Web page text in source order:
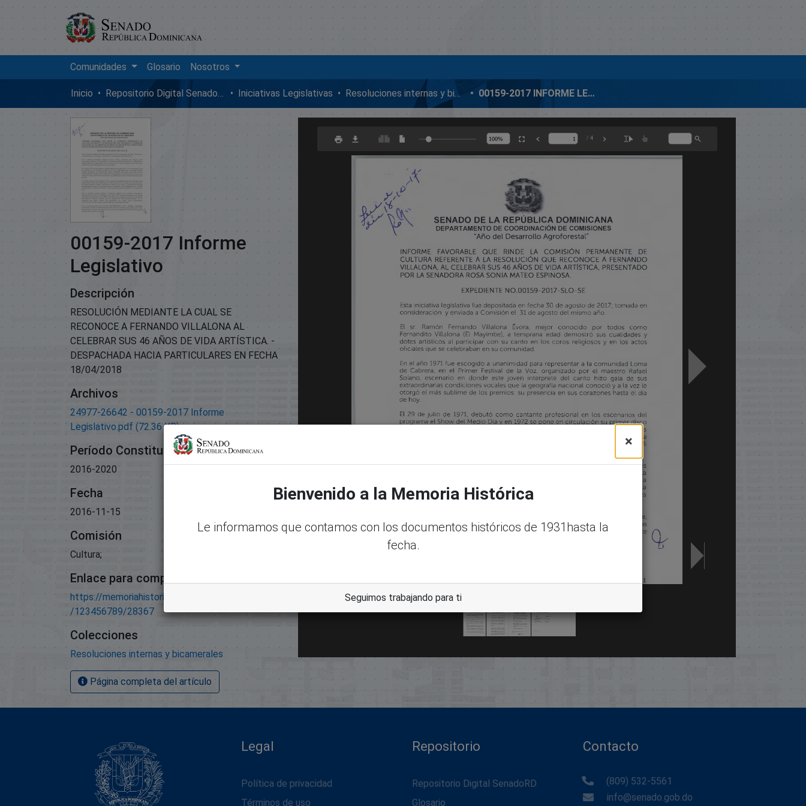
Comunidades Glosario Nosotros
Inicio Repositorio Digital SenadoRD Iniciativas Legislativas Resoluciones internas y bicamerales 00159-2017 INFORME LEGISLATIVO
00159-2017 Informe
Legislativo
Descripción
RESOLUCIÓN MEDIANTE LA CUAL SE
RECONOCE A FERNANDO VILLALONA AL
CELEBRAR SUS 46 AÑOS DE VIDA ARTÍSTICA. -
DESPACHADA HACIA PARTICULARES EN FECHA
18/04/2018
Archivos
24977-26642 - 00159-2017 Informe
Legislativo.pdf (72.36 KB)
Período Constitucional
2016-2020
Fecha
2016-11-15
Comisión
Cultura;
Enlace para compartir este artículo
https://memoriahistorica.senadord.gob.do/handle
/123456789/28367
Colecciones
Resoluciones internas y bicamerales
Página completa del artículo
Legal
Política de privacidad
Términos de uso
Repositorio
Repositorio Digital SenadoRD
Glosario
Contacto
(809) 532-5561
info@senado.gob.do
×
Bienvenido a la Memoria Histórica
Le informamos que contamos con los documentos históricos de 1931hasta la
fecha.
Seguimos trabajando para ti